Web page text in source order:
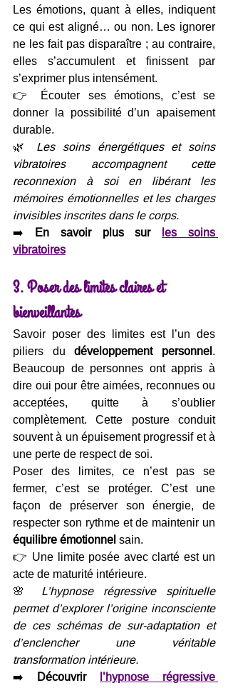
Les émotions, quant à elles, indiquent
ce qui est aligné… ou non. Les ignorer
ne les fait pas disparaître ; au contraire,
elles s’accumulent et finissent par
s’exprimer plus intensément.
👉 Écouter ses émotions, c’est se
donner la possibilité d’un apaisement
durable.
🌿 Les soins énergétiques et soins
vibratoires accompagnent cette
reconnexion à soi en libérant les
mémoires émotionnelles et les charges
invisibles inscrites dans le corps.
➡️ En savoir plus sur les soins
vibratoires
3. Poser des limites claires et
bienveillantes
Savoir poser des limites est l’un des
piliers du développement personnel.
Beaucoup de personnes ont appris à
dire oui pour être aimées, reconnues ou
acceptées, quitte à s’oublier
complètement. Cette posture conduit
souvent à un épuisement progressif et à
une perte de respect de soi.
Poser des limites, ce n’est pas se
fermer, c’est se protéger. C’est une
façon de préserver son énergie, de
équilibre émotionnel sain.
👉 Une limite posée avec clarté est un
acte de maturité intérieure.
🌸 L’hypnose régressive spirituelle
permet d’explorer l’origine inconsciente
de ces schémas de sur-adaptation et
d’enclencher une véritable
transformation intérieure.
➡️ Découvrir l’hypnose régressive